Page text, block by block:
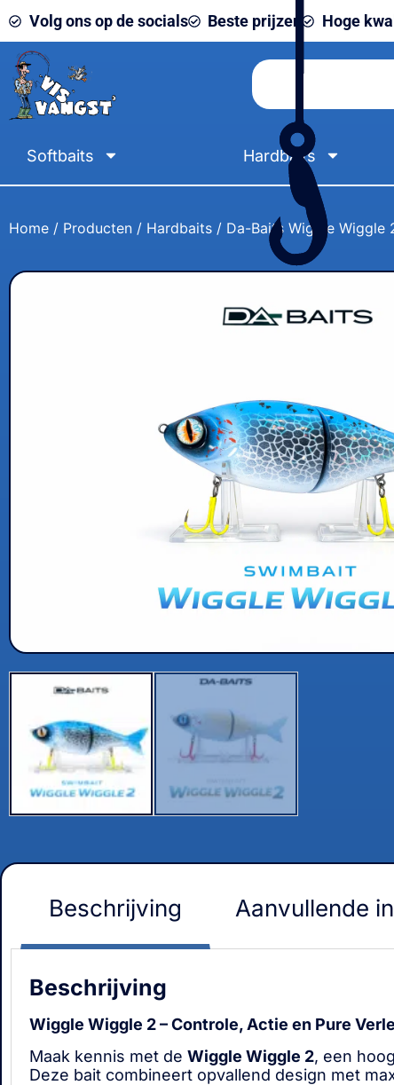
Volg ons op de socials Beste prijzen Hoge
Softbaits Hardbaits
Home / Producten / Hardbaits / Da-Baits Wiggle Wiggle
Beschrijving Aanvullende
Beschrijving
Wiggle Wiggle 2 – Controle, Actie en Pure
Maak kennis met de Wiggle Wiggle 2, een
Deze bait combineert opvallend design met